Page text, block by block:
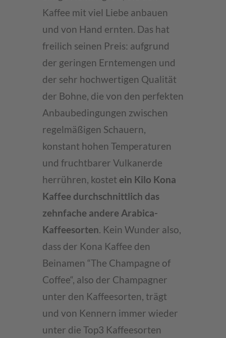
Kaffee mit viel Liebe anbauen
und von Hand ernten. Das hat
freilich seinen Preis: aufgrund
der geringen Erntemengen und
der sehr hochwertigen Qualität
der Bohne, die von den perfekten
Anbaubedingungen zwischen
regelmäßigen Schauern,
konstant hohen Temperaturen
und fruchtbarer Vulkanerde
herrühren, kostet ein Kilo Kona
Kaffee durchschnittlich das
zehnfache andere Arabica-
Kaffeesorten. Kein Wunder also,
dass der Kona Kaffee den
Beinamen “The Champagne of
Coffee“, also der Champagner
unter den Kaffeesorten, trägt
und von Kennern immer wieder
unter die Top3 Kaffeesorten